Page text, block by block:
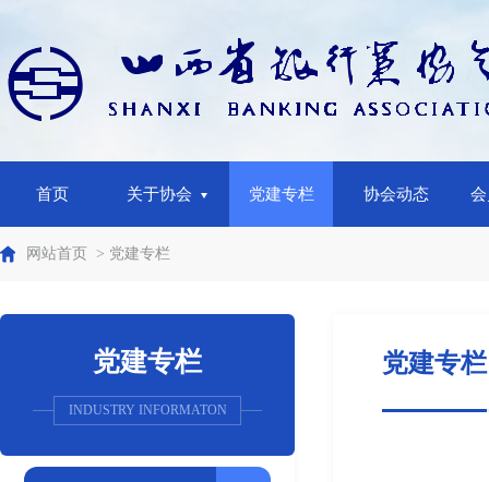
首页 关于协会 党建专栏 协会动态
网站首页 > 党建专栏
党建专栏
INDUSTRY INFORMATON
党建专栏